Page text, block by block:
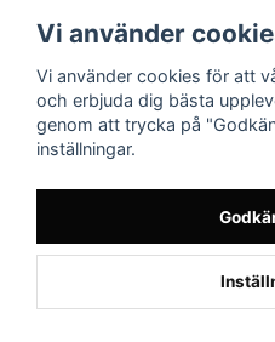
Vi använder
Vi använder cookies för att
och erbjuda dig bästa
genom att trycka på
inställningar.